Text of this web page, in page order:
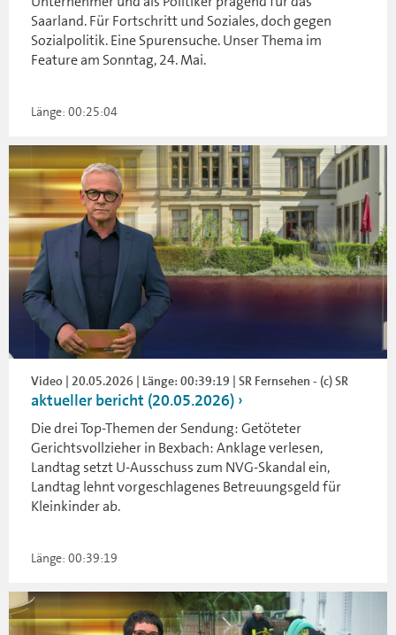
Saarland. Für Fortschritt und Soziales, doch gegen
Sozialpolitik. Eine Spurensuche. Unser Thema im
Feature am Sonntag, 24. Mai.
Länge: 00:25:04
Video | 20.05.2026 | Länge: 00:39:19 | SR Fernsehen - (c) SR
aktueller bericht (20.05.2026)
Die drei Top-Themen der Sendung: Getöteter
Gerichtsvollzieher in Bexbach: Anklage verlesen,
Landtag setzt U-Ausschuss zum NVG-Skandal ein,
Landtag lehnt vorgeschlagenes Betreuungsgeld für
Kleinkinder ab.
Länge: 00:39:19